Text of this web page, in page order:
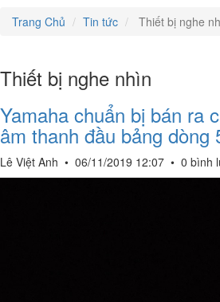
Trang Chủ
Tin tức Thiết bị nghe
Thiết bị nghe nhìn
Yamaha chuẩn bị bán ra
âm thanh đầu bảng dòng
Lê Việt Anh • 06/11/2019 12:07 • 0 bình